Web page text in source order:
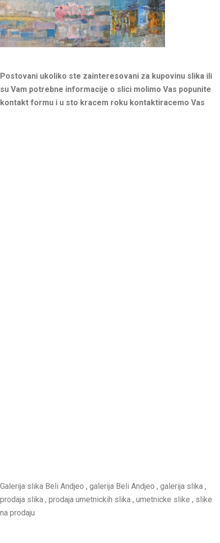
Postovani ukoliko ste zainteresovani za kupovinu slika ili
su Vam potrebne informacije o slici molimo Vas popunite
kontakt formu i u sto kracem roku kontaktiracemo Vas
Galerija slika Beli Andjeo , galerija Beli Andjeo , galerija slika ,
prodaja slika , prodaja umetnickih slika , umetnicke slike , slike
na prodaju